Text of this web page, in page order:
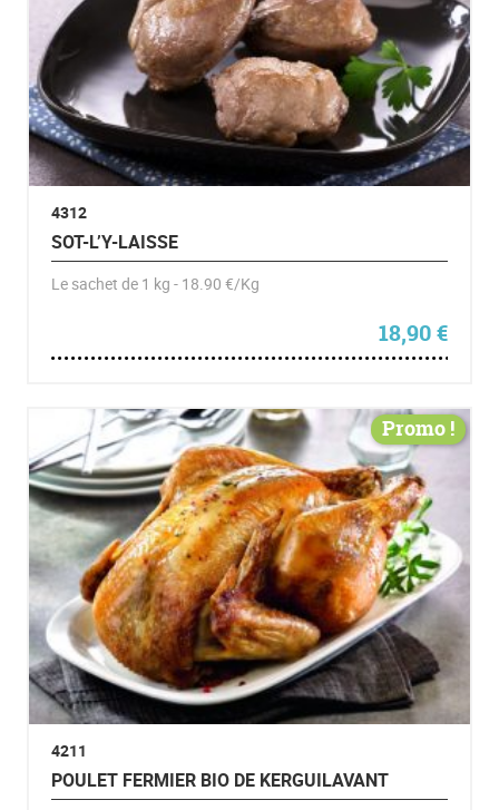
4312
SOT-L’Y-LAISSE
Le sachet de 1 kg - 18.90 €/Kg
18,90€
Promo !
4211
POULET FERMIER BIO DE KERGUILAVANT